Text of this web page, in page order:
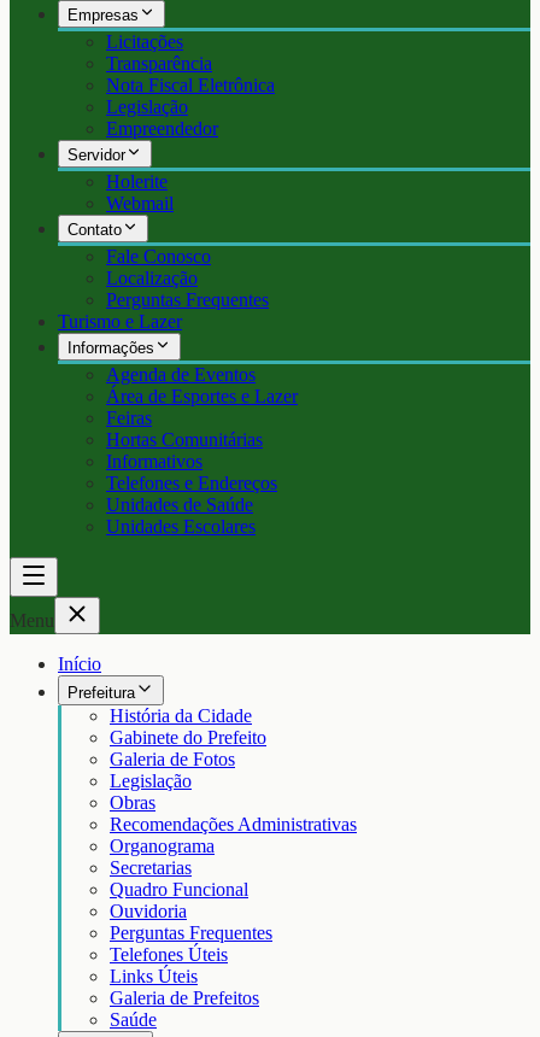
Empresas
Licitações
Transparência
Nota Fiscal Eletrônica
Legislação
Empreendedor
Servidor
Holerite
Webmail
Contato
Fale Conosco
Localização
Perguntas Frequentes
Turismo e Lazer
Informações
Agenda de Eventos
Área de Esportes e Lazer
Feiras
Hortas Comunitárias
Informativos
Telefones e Endereços
Unidades de Saúde
Unidades Escolares
Menu
Início
Prefeitura
História da Cidade
Gabinete do Prefeito
Galeria de Fotos
Legislação
Obras
Recomendações Administrativas
Organograma
Secretarias
Quadro Funcional
Ouvidoria
Perguntas Frequentes
Telefones Úteis
Links Úteis
Galeria de Prefeitos
Saúde